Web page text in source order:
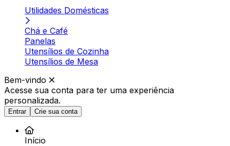
Utilidades Domésticas
Chá e Café
Panelas
Utensílios de Cozinha
Utensílios de Mesa
Bem-vindo
Acesse sua conta para ter uma experiência
personalizada.
Entrar Crie sua conta
Início